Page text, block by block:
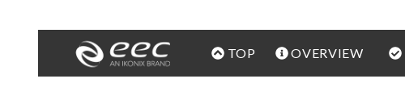
TOP OVERVIEW